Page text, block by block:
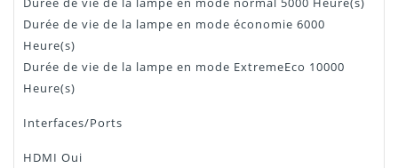
Durée de vie de la lampe en mode économie 6000
Heure(s)
Durée de vie de la lampe en mode ExtremeEco 10000
Heure(s)
Interfaces/Ports
HDMI Oui